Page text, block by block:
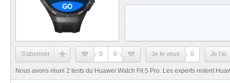
S'abonner 0 0 Je le veux 0 Je l'ai
Nous avons réuni 2 tests du Huawei Watch Fit 5 Pro. Les experts notent